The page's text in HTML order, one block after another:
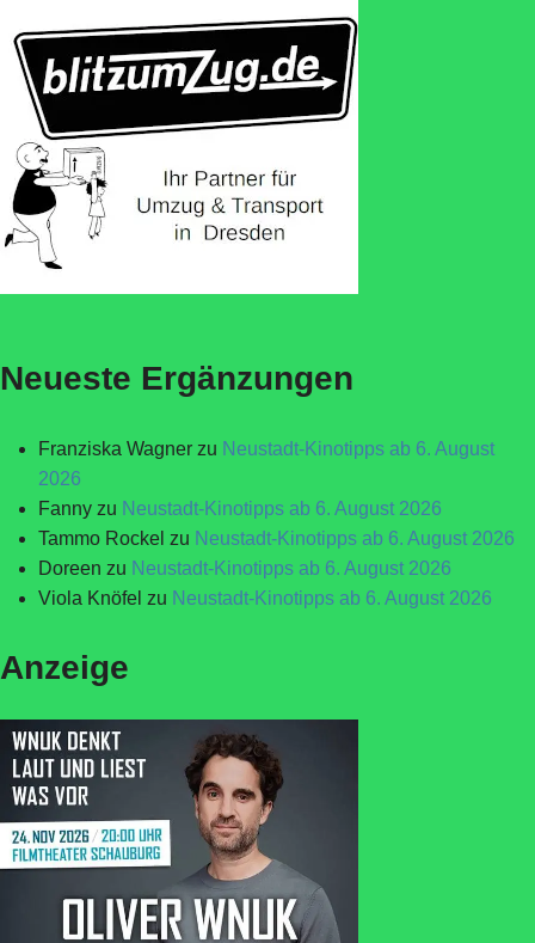
Neueste Ergänzungen
Franziska Wagner zu Neustadt-Kinotipps ab 6. August
2026
Fanny zu Neustadt-Kinotipps ab 6. August 2026
Tammo Rockel zu Neustadt-Kinotipps ab 6. August 2026
Doreen zu Neustadt-Kinotipps ab 6. August 2026
Viola Knöfel zu Neustadt-Kinotipps ab 6. August 2026
Anzeige